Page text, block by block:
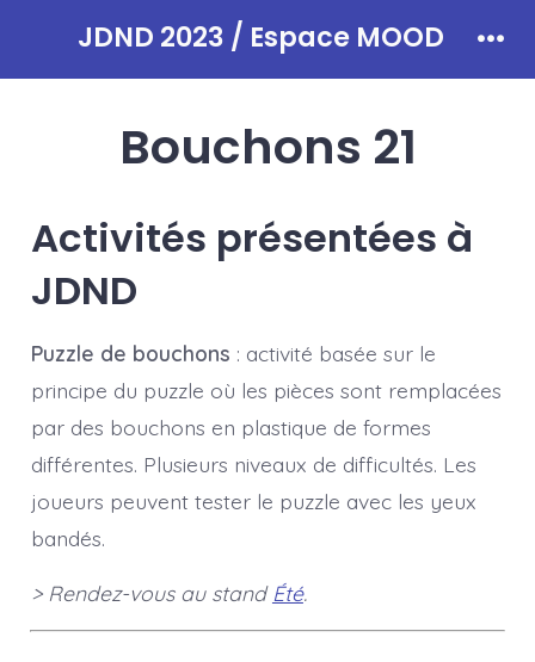
JDND 2023 / Espace MOOD
Bouchons 21
Activités présentées à
JDND
Puzzle de bouchons : activité basée sur le
principe du puzzle où les pièces sont remplacées
par des bouchons en plastique de formes
différentes. Plusieurs niveaux de difficultés. Les
joueurs peuvent tester le puzzle avec les yeux
bandés.
> Rendez-vous au stand Été.